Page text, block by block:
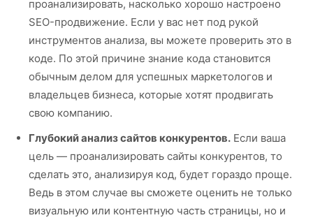
проанализировать, насколько хорошо настроено
SEO-продвижение. Если у вас нет под рукой
инструментов анализа, вы можете проверить это в
коде. По этой причине знание кода становится
обычным делом для успешных маркетологов и
владельцев бизнеса, которые хотят продвигать
свою компанию.
Глубокий анализ сайтов конкурентов. Если ваша
цель — проанализировать сайты конкурентов, то
сделать это, анализируя код, будет гораздо проще.
Ведь в этом случае вы сможете оценить не только
визуальную или контентную часть страницы, но и